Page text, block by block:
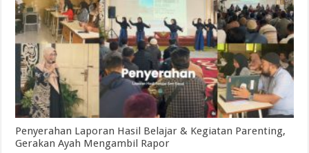
Penyerahan Laporan Hasil Belajar & Kegiatan Parenting,
Gerakan Ayah Mengambil Rapor